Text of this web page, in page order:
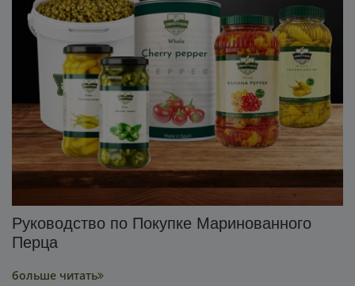
Руководство по Покупке Маринованного
Перца
больше читать